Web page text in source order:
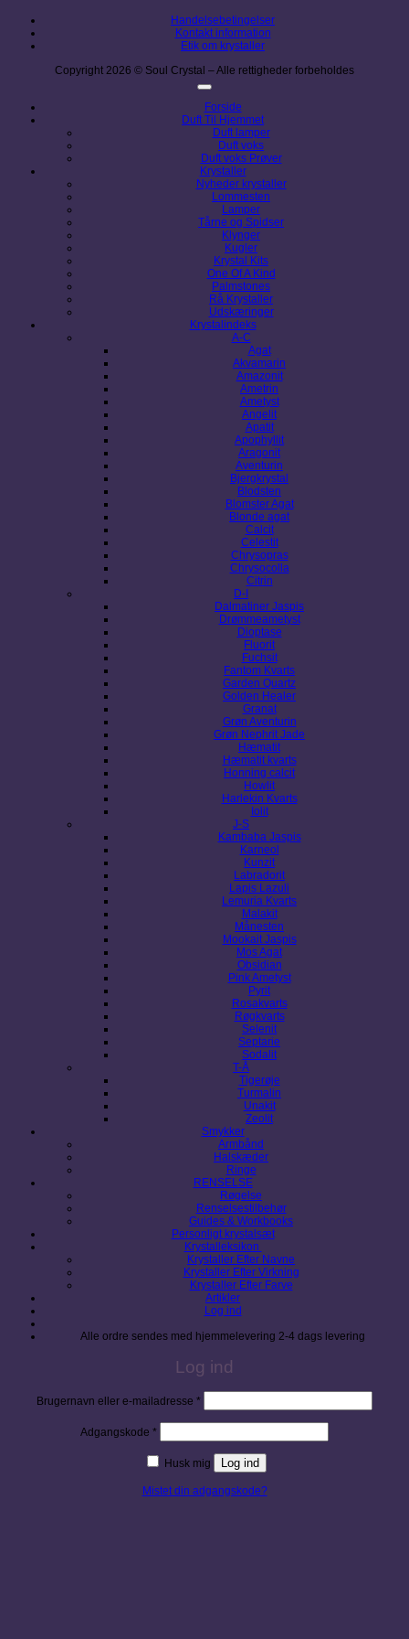
Handelsebetingelser
Kontakt information
Etik om krystaller
Copyright 2026 © Soul Crystal – Alle rettigheder forbeholdes
Forside
Duft Til Hjemmet
Duft lamper
Duft voks
Duft voks Prøver
Krystaller
Nyheder krystaller
Lommesten
Lamper
Tårne og Spidser
Klynger
Kugler
Krystal Kits
One Of A Kind
Palmstones
Rå Krystaller
Udskæringer
Krystalindeks
A-C
Agat
Akvamarin
Amazonit
Ametrin
Ametyst
Angelit
Apatit
Apophyllit
Aragonit
Aventurin
Bjergkrystal
Blodsten
Blomster Agat
Blonde agat
Calcit
Celestit
Chrysopras
Chrysocolla
Citrin
D-I
Dalmatiner Jaspis
Drømmeametyst
Dioptase
Fluorit
Fuchsit
Fantom Kvarts
Garden Quartz
Golden Healer
Granat
Grøn Aventurin
Grøn Nephrit Jade
Hæmatit
Hæmatit kvarts
Honning calcit
Howlit
Harlekin Kvarts
Iolit
J-S
Kambaba Jaspis
Karneol
Kunzit
Labradorit
Lapis Lazuli
Lemuria Kvarts
Malakit
Månesten
Mookait Jaspis
Mos Agat
Obsidian
Pink Ametyst
Pyrit
Rosakvarts
Røgkvarts
Selenit
Septarie
Sodalit
T-Å
Tigerøje
Turmalin
Unakit
Zeolit
Smykker
Armbånd
Halskæder
Ringe
RENSELSE
Røgelse
Renselsestilbehør
Guides & Workbooks
Personligt krystalsæt
Krystalleksikon
Krystaller Efter Navne
Krystaller Efter Virkning
Krystaller Efter Farve
Artikler
Log ind
Alle ordre sendes med hjemmelevering 2-4 dags levering
Log ind
Brugernavn eller e-mailadresse *Påkrævet
Adgangskode *Påkrævet
Husk mig Log ind
Mistet din adgangskode?